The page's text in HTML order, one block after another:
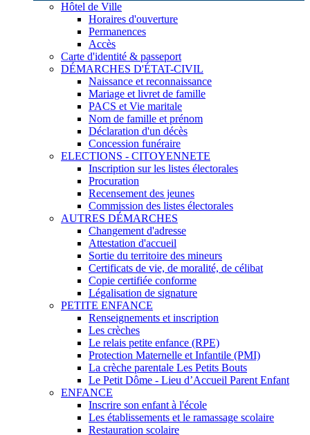
Hôtel de Ville
Horaires d'ouverture
Permanences
Accès
Carte d'identité & passeport
DÉMARCHES D'ÉTAT-CIVIL
Naissance et reconnaissance
Mariage et livret de famille
PACS et Vie maritale
Nom de famille et prénom
Déclaration d'un décès
Concession funéraire
ELECTIONS - CITOYENNETE
Inscription sur les listes électorales
Procuration
Recensement des jeunes
Commission des listes électorales
AUTRES DÉMARCHES
Changement d'adresse
Attestation d'accueil
Sortie du territoire des mineurs
Certificats de vie, de moralité, de célibat
Copie certifiée conforme
Légalisation de signature
PETITE ENFANCE
Renseignements et inscription
Les crèches
Le relais petite enfance (RPE)
Protection Maternelle et Infantile (PMI)
La crèche parentale Les Petits Bouts
Le Petit Dôme - Lieu d’Accueil Parent Enfant
ENFANCE
Inscrire son enfant à l'école
Les établissements et le ramassage scolaire
Restauration scolaire